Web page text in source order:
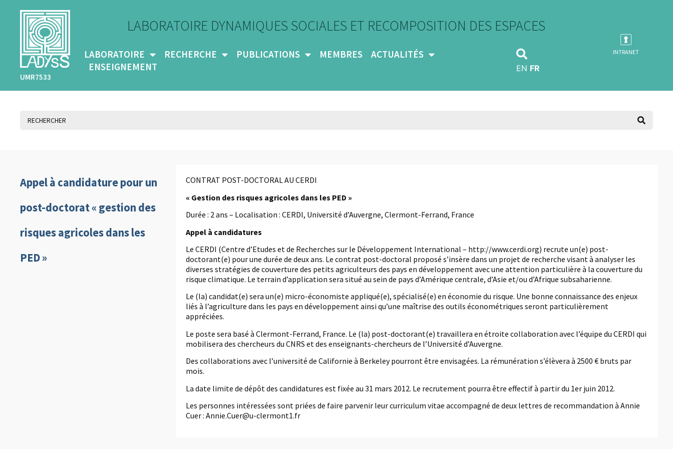
UMR7533
LABORATOIRE DYNAMIQUES SOCIALES ET RECOMPOSITION DES ESPACES
LABORATOIRE RECHERCHE PUBLICATIONS MEMBRES
ACTUALITÉS
ENSEIGNEMENT
EN FR
INTRANET
Appel à candidature pour un
post-doctorat « gestion des
risques agricoles dans les
PED »
CONTRAT POST-DOCTORAL AU CERDI
« Gestion des risques agricoles dans les PED »
Durée : 2 ans – Localisation : CERDI, Université d’Auvergne, Clermont-Ferrand, France
Appel à candidatures
Le CERDI (Centre d’Etudes et de Recherches sur le Développement International – http://www.cerdi.org) recrute un(e) post-
doctorant(e) pour une durée de deux ans. Le contrat post-doctoral proposé s’insère dans un projet de recherche visant à analyser les
diverses stratégies de couverture des petits agriculteurs des pays en développement avec une attention particulière à la couverture du
risque climatique. Le terrain d’application sera situé au sein de pays d’Amérique centrale, d’Asie et/ou d’Afrique subsaharienne.
Le (la) candidat(e) sera un(e) micro-économiste appliqué(e), spécialisé(e) en économie du risque. Une bonne connaissance des enjeux
liés à l’agriculture dans les pays en développement ainsi qu’une maîtrise des outils économétriques seront particulièrement
appréciées.
Le poste sera basé à Clermont-Ferrand, France. Le (la) post-doctorant(e) travaillera en étroite collaboration avec l’équipe du CERDI qui
mobilisera des chercheurs du CNRS et des enseignants-chercheurs de l’Université d’Auvergne.
Des collaborations avec l’université de Californie à Berkeley pourront être envisagées. La rémunération s’élèvera à 2500 € bruts par
mois.
La date limite de dépôt des candidatures est fixée au 31 mars 2012. Le recrutement pourra être effectif à partir du 1er juin 2012.
Les personnes intéressées sont priées de faire parvenir leur curriculum vitae accompagné de deux lettres de recommandation à Annie
Cuer : Annie.Cuer@u-clermont1.fr